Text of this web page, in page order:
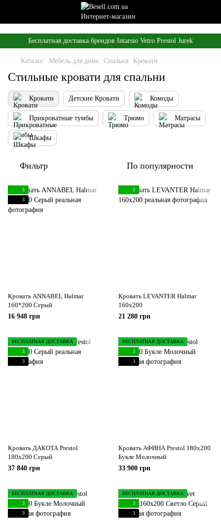
Бесплатная доставка брендов Intarsio Vetro Prestol Jurek
Каталог Мебель для дома Спальня Кровати
Стильные кровати для спальни
Кровати Детские Кровати Комоды
Прикроватные тумбы Трюмо Матрасы
Шкафы
Фильтр По популярности
3
3
Кровать ANNABEL Halmar
160*200 Серый
16 948 грн
3
Кровать LEVANTER Halmar
160x200
21 280 грн
БЕСПЛАТНАЯ ДОСТАВКА
3
3
Кровать ДАКОТА Prestol
180x200 Серый
37 840 грн
БЕСПЛАТНАЯ ДОСТАВКА
3
3
Кровать АФИНА Prestol 180x200
Букле Молочный
33 900 грн
БЕСПЛАТНАЯ ДОСТАВКА
3
3
БЕСПЛАТНАЯ ДОСТАВКА
3
3